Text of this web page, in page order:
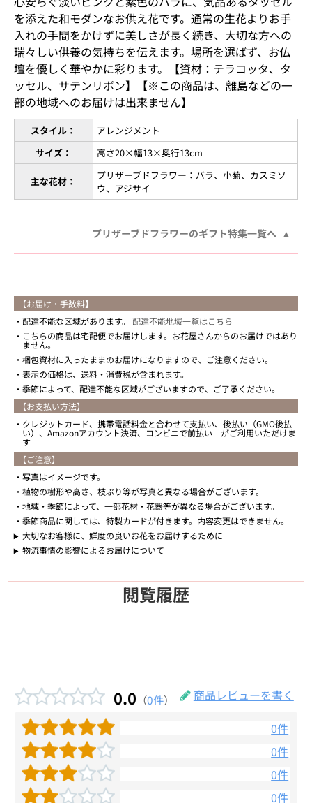
を添えた和モダンなお供え花です。通常の生花よりお手
入れの手間をかけずに美しさが長く続き、大切な方への
瑞々しい供養の気持ちを伝えます。場所を選ばず、お仏
壇を優しく華やかに彩ります。【資材：テラコッタ、タ
ッセル、サテンリボン】【※この商品は、離島などの一
部の地域へのお届けは出来ません】
スタイル：
アレンジメント
サイズ：
高さ20×幅13×奥行13cm
主な花材：
プリザーブドフラワー：バラ、小菊、カスミソ
ウ、アジサイ
プリザーブドフラワーのギフト特集一覧へ
【お届け・手数料】
配達不能な区域があります。 配達不能地域一覧はこちら
こちらの商品は宅配便でお届けします。お花屋さんからのお届けではあり
ません。
梱包資材に入ったままのお届けになりますので、ご注意ください。
表示の価格は、送料・消費税が含まれます。
季節によって、配達不能な区域がございますので、ご了承ください。
【お支払い方法】
クレジットカード、携帯電話料金と合わせて支払い、後払い（GMO後払
い）、Amazonアカウント決済、コンビニで前払い がご利用いただけま
す
【ご注意】
写真はイメージです。
植物の樹形や高さ、枝ぶり等が写真と異なる場合がございます。
地域・季節によって、一部花材・花器等が異なる場合がございます。
季節商品に関しては、特製カードが付きます。内容変更はできません。
大切なお客様に、鮮度の良いお花をお届けするために
物流事情の影響によるお届けについて
閲覧履歴
0.0 （0件）
商品レビューを書く
0件
0件
0件
0件